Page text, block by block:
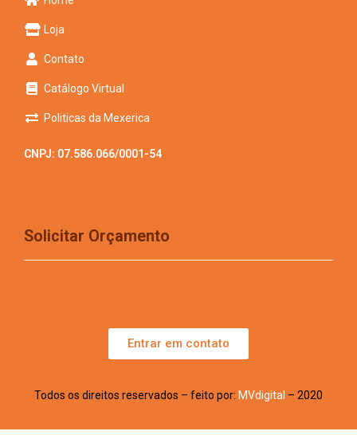
Loja
Contato
Catálogo Virtual
Politicas da Mexerica
CNPJ: 07.586.066/0001-54
Solicitar Orçamento
Entrar em contato
Todos os direitos reservados – feito por: MVdigital – 2020